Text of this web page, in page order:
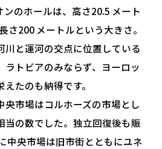
のホールは、高さ20.5 メート
さ200 メートルという大きさ。
川と運河の交点に位置している
ラトビアのみならず、ヨーロッ
たのも納得です。
央市場はコルホーズの市場とし
当の数でした。独立回復後も賑
中央市場は旧市街とともにユネ